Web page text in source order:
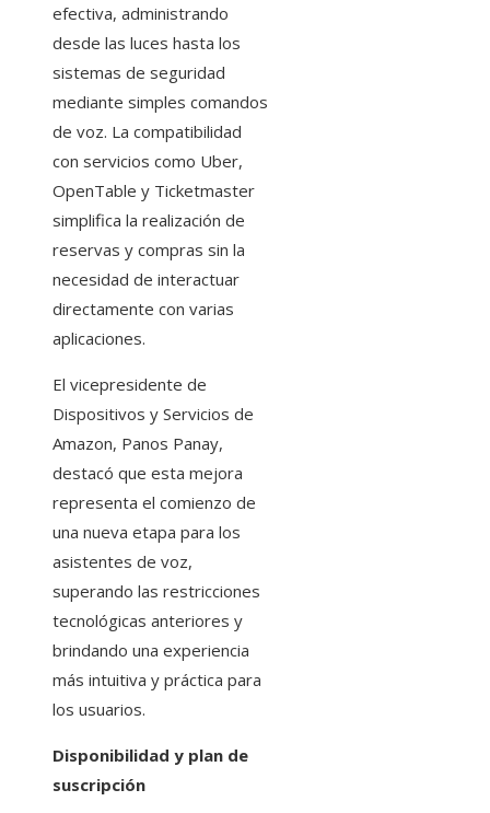
efectiva, administrando
desde las luces hasta los
sistemas de seguridad
mediante simples comandos
de voz. La compatibilidad
con servicios como Uber,
OpenTable y Ticketmaster
simplifica la realización de
reservas y compras sin la
necesidad de interactuar
directamente con varias
aplicaciones.
El vicepresidente de
Dispositivos y Servicios de
Amazon, Panos Panay,
destacó que esta mejora
representa el comienzo de
una nueva etapa para los
asistentes de voz,
superando las restricciones
tecnológicas anteriores y
brindando una experiencia
más intuitiva y práctica para
los usuarios.
Disponibilidad y plan de
suscripción